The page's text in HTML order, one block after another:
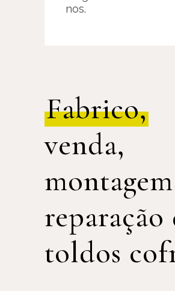
nos.
Fabrico,
venda,
reparação
toldos